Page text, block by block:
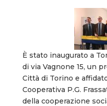
È stato inaugurato a
di via Vagnone 15, un
Città di Torino e
Cooperativa P.G.
della cooperazione